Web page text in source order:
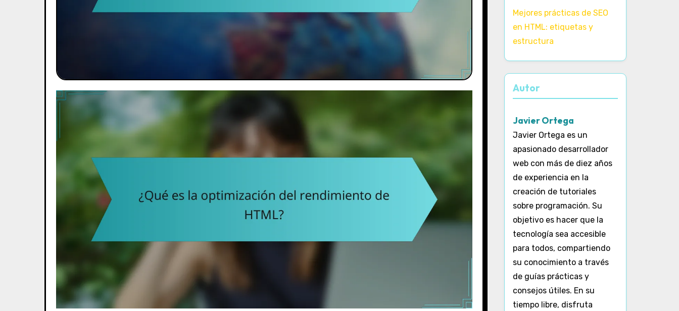
Mejores prácticas de SEO
en HTML: etiquetas y
estructura
Autor
Javier Ortega
Javier Ortega es un
apasionado desarrollador
web con más de diez años
de experiencia en la
creación de tutoriales
sobre programación. Su
objetivo es hacer que la
tecnología sea accesible
para todos, compartiendo
su conocimiento a través
de guías prácticas y
consejos útiles. En su
tiempo libre, disfruta